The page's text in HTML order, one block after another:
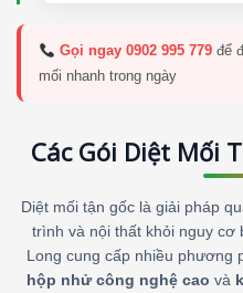
Gọi ngay 0902 995 779để
mối nhanh trong ngày
Các Gói Diệt Mối
Diệt mối tận gốc là giải pháp
trình và nội thất khỏi nguy cơ
Long cung cấp nhiều phương
hộp nhử công nghệ cao và